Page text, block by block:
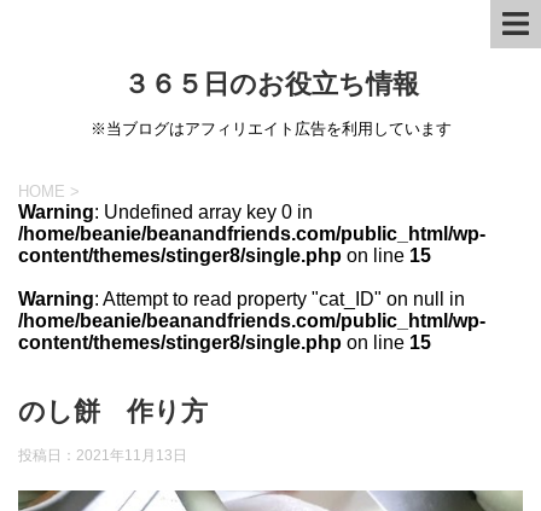
３６５日のお役立ち情報
※当ブログはアフィリエイト広告を利用しています
HOME >
Warning: Undefined array key 0 in
/home/beanie/beanandfriends.com/public_html/wp-
content/themes/stinger8/single.php on line 15
Warning: Attempt to read property "cat_ID" on null in
/home/beanie/beanandfriends.com/public_html/wp-
content/themes/stinger8/single.php on line 15
のし餅 作り方
投稿日： 2021年11月13日